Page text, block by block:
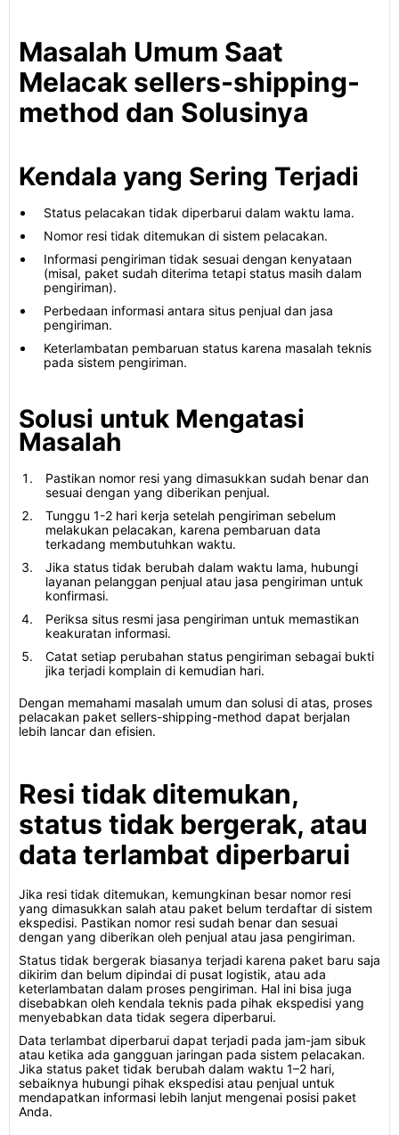
Masalah Umum Saat
Melacak sellers-shipping-
method dan Solusinya
Kendala yang Sering Terjadi
Status pelacakan tidak diperbarui dalam waktu lama.
Nomor resi tidak ditemukan di sistem pelacakan.
Informasi pengiriman tidak sesuai dengan kenyataan
(misal, paket sudah diterima tetapi status masih dalam
pengiriman).
Perbedaan informasi antara situs penjual dan jasa
pengiriman.
Keterlambatan pembaruan status karena masalah teknis
pada sistem pengiriman.
Solusi untuk Mengatasi
Masalah
Pastikan nomor resi yang dimasukkan sudah benar dan
sesuai dengan yang diberikan penjual.
Tunggu 1-2 hari kerja setelah pengiriman sebelum
melakukan pelacakan, karena pembaruan data
terkadang membutuhkan waktu.
Jika status tidak berubah dalam waktu lama, hubungi
layanan pelanggan penjual atau jasa pengiriman untuk
konfirmasi.
Periksa situs resmi jasa pengiriman untuk memastikan
keakuratan informasi.
Catat setiap perubahan status pengiriman sebagai bukti
jika terjadi komplain di kemudian hari.
Dengan memahami masalah umum dan solusi di atas, proses
pelacakan paket sellers-shipping-method dapat berjalan
lebih lancar dan efisien.
Resi tidak ditemukan,
status tidak bergerak, atau
data terlambat diperbarui
Jika resi tidak ditemukan, kemungkinan besar nomor resi
yang dimasukkan salah atau paket belum terdaftar di sistem
ekspedisi. Pastikan nomor resi sudah benar dan sesuai
dengan yang diberikan oleh penjual atau jasa pengiriman.
Status tidak bergerak biasanya terjadi karena paket baru saja
dikirim dan belum dipindai di pusat logistik, atau ada
keterlambatan dalam proses pengiriman. Hal ini bisa juga
disebabkan oleh kendala teknis pada pihak ekspedisi yang
menyebabkan data tidak segera diperbarui.
Data terlambat diperbarui dapat terjadi pada jam-jam sibuk
atau ketika ada gangguan jaringan pada sistem pelacakan.
Jika status paket tidak berubah dalam waktu 1–2 hari,
sebaiknya hubungi pihak ekspedisi atau penjual untuk
mendapatkan informasi lebih lanjut mengenai posisi paket
Anda.